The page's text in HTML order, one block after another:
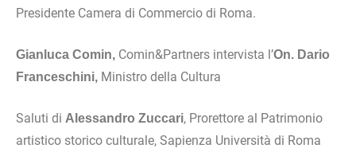
Presidente Camera di Commercio di Roma.
Gianluca Comin, Comin&Partners intervista l’On. Dario
Franceschini, Ministro della Cultura
Saluti di Alessandro Zuccari, Prorettore al Patrimonio
artistico storico culturale, Sapienza Università di Roma